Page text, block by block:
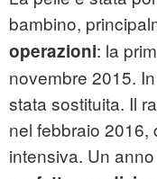
bambino,
operazioni: la
novembre 2015.
stata sostituita. Il
nel febbraio 2016,
intensiva. Un